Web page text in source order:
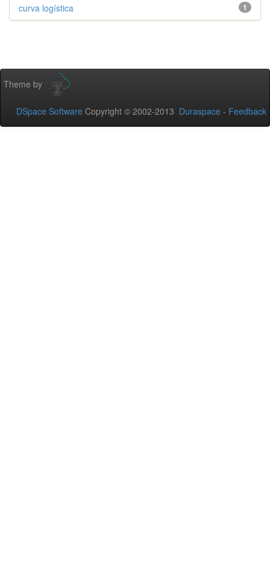
1
curva logística
Theme by
DSpace Software Copyright © 2002-2013 Duraspace - Feedback